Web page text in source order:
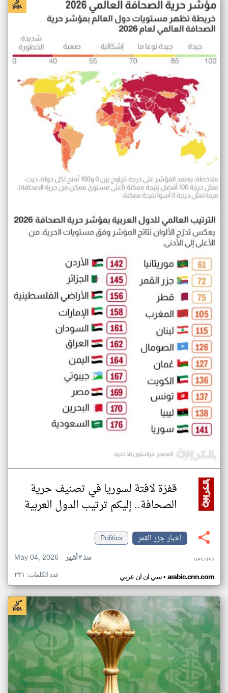
قفزة لافتة لسوريا في تصنيف حرية
الصحافة.. إليكم ترتيب الدول العربية
اخبار جزر القمر
Politics
May 04, 2026
منذ ٣ أشهر VF17PD
سي ان ان عربي• arabic.cnn.com عدد الكلمات: ٢٣١